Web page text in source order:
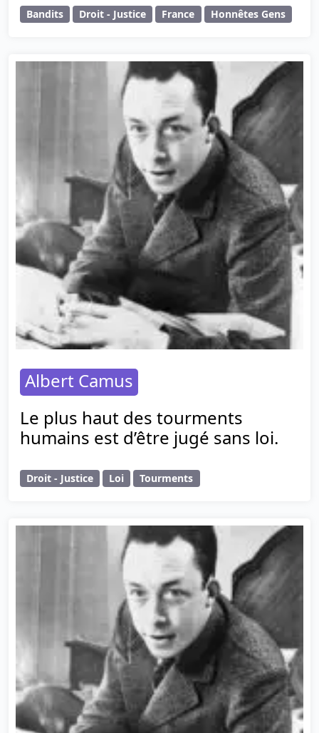
Bandits Droit - Justice France Honnêtes Gens
Albert Camus
Le plus haut des tourments
humains est d’être jugé sans loi.
Droit - Justice Loi Tourments